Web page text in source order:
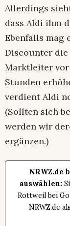
Allerdings
dass Aldi ihm
Ebenfalls mag
Discounter
Marktleiter
Stunden
verdient Aldi
(Sollten sich
werden wir
ergänzen.)
NRWZ.de
auswählen:
Rottweil bei
NRWZ.de